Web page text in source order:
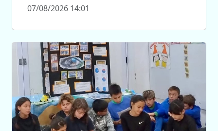
07/08/2026 14:01